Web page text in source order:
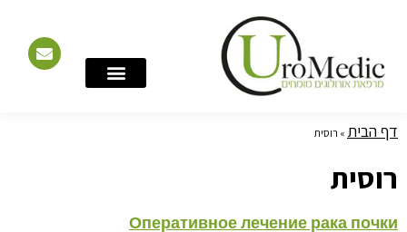
אינטרנט,
לחץ
לעבור
תוכן
אינטרנט,
לחץ
לעבור
תוכן
דף הבית » רוסית
רוסית
Оперативное лечение рака почки